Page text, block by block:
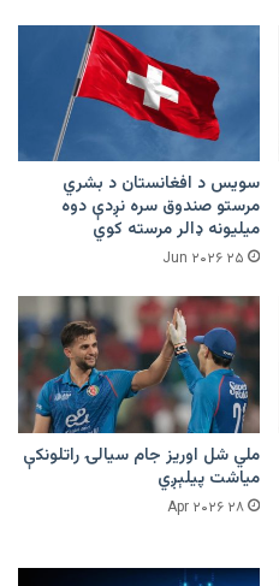
سویس د افغانستان د بشري
مرستو صندوق سره نږدې دوه
میلیونه ډالر مرسته کوي
۲۵ Jun ۲۰۲۶
ملي شل اوریز جام سیالۍ راتلونکې
میاشت پیلېږي
۲۸ Apr ۲۰۲۶